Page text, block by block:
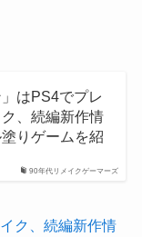
90年代リメイクゲーマーズ
」はPS4でプレ
、続編新作情
りゲームを紹
ク、続編新作情